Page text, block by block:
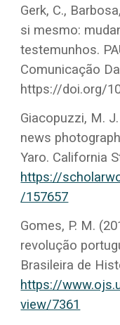
Gerk, C.,
si mesmo:
testemunhos.
Comunicação
https://doi.org/
Giacopuzzi, M.
news
Yaro. California
https://
/157657
Gomes, P. M.
revolução
Brasileira de
https://
view/7361